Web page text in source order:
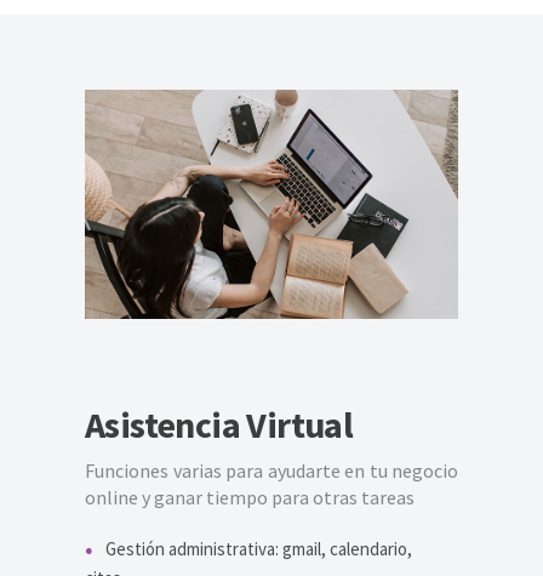
Asistencia Virtual
Funciones varias para ayudarte en tu negocio
online y ganar tiempo para otras tareas
Gestión administrativa: gmail, calendario,